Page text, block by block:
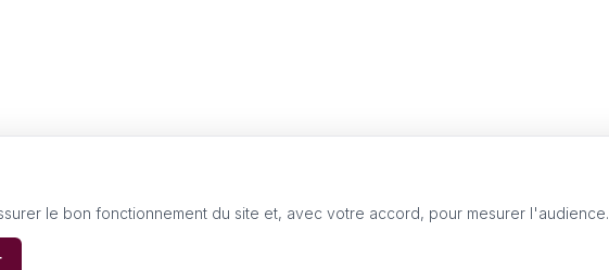
le bon fonctionnement du site et, avec votre accord, pour mesurer l'audience.